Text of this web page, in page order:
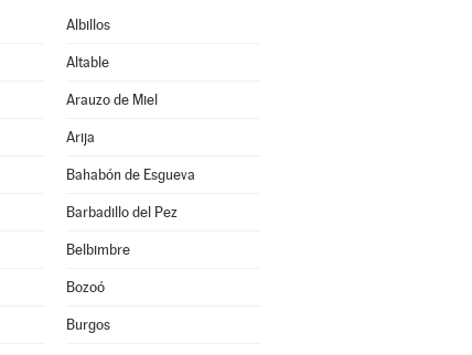
Albillos
Altable
Arauzo de Miel
Arija
Bahabón de Esgueva
Barbadillo del Pez
Belbimbre
Bozoó
Burgos